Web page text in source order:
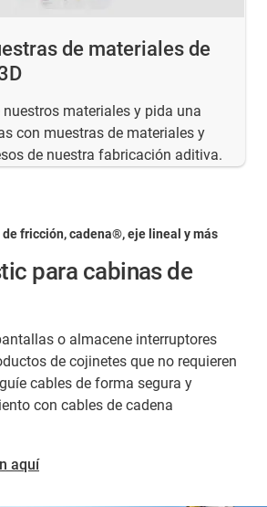
de materiales de
nuestros materiales y pida una
con muestras de materiales y
de nuestra fabricación aditiva.
fricción, cadena®, eje lineal y más
para cabinas de
o almacene interruptores
de cojinetes que no requieren
cables de forma segura y
con cables de cadena
aquí